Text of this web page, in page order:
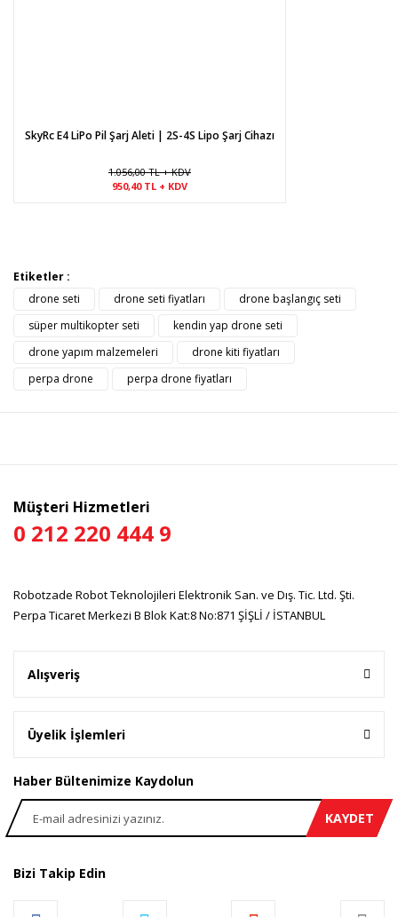
SkyRc E4 LiPo Pil Şarj Aleti | 2S-4S Lipo Şarj Cihazı
1.056,00 TL + KDV
950,40 TL + KDV
Etiketler :
drone seti
drone seti fiyatları
drone başlangıç seti
süper multikopter seti
kendin yap drone seti
drone yapım malzemeleri
drone kiti fiyatları
perpa drone
perpa drone fiyatları
Müşteri Hizmetleri
0 212 220 444 9
Robotzade Robot Teknolojileri Elektronik San. ve Dış. Tic. Ltd. Şti.
Perpa Ticaret Merkezi B Blok Kat:8 No:871 ŞİŞLİ / İSTANBUL
Alışveriş
Üyelik İşlemleri
Haber Bültenimize Kaydolun
KAYDET
Bizi Takip Edin